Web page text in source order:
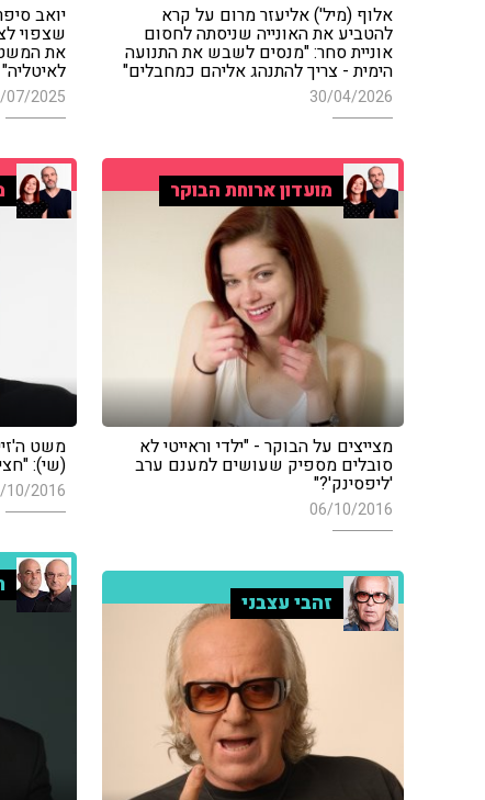
אלוף (מיל') אליעזר מרום על קרא
להטביע את האונייה שניסתה לחסום
אוניית סחר: "מנסים לשבש את התנועה
הימית - צריך להתנהג אליהם כמחבלים"
30/04/2026
יואב
שצפוי
את
07/2025
מועדון ארוחת הבוקר
מצייצים על הבוקר - "ילדי וראייטי לא
סובלים מספיק שעושים למענם ערב
'ליפסינק'?"
06/10/2016
משט
(שי):
10/2016
זהבי עצבני